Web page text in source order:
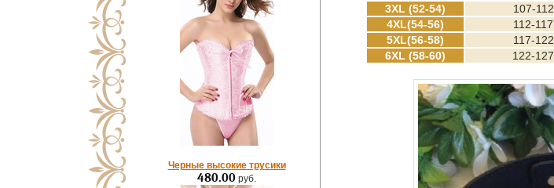
Черные высокие трусики
480.00 руб.
3XL (52-54)
107-112
4XL(54-56)
112-117
5XL(56-58)
117-122
6XL (58-60)
122-127